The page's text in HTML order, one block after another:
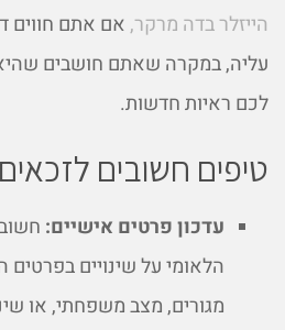
הייזלר בדה מרקר,אם אתם חווים
עליה, במקרה שאתם חושבים
לכם ראיות חדשות.
טיפים חשובים לזכאים
עדכון פרטים אישיים:
הלאומי על שינויים
מגורים, מצב משפחתי, או